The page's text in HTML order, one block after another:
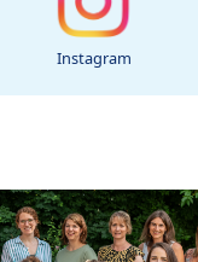
Instagram